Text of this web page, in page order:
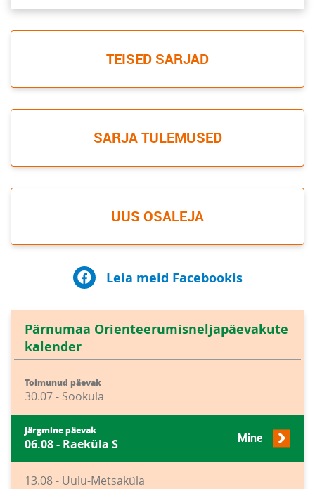
TEISED SARJAD
SARJA TULEMUSED
UUS OSALEJA
Leia meid Facebookis
Pärnumaa Orienteerumisneljapäevakute
kalender
Toimunud päevak
30.07 - Sooküla
Järgmine päevak
06.08 - Raeküla S Mine
13.08 - Uulu-Metsaküla